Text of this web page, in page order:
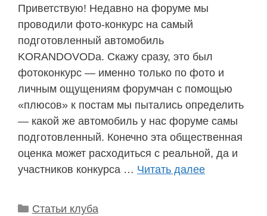
Приветствую! Недавно на форуме мы
проводили фото-конкурс на самый
подготовленный автомобиль
KORANDOVODа. Скажу сразу, это был
фотоконкурс — именно только по фото и
личным ощущениям форумчан с помощью
«плюсов» к постам мы пытались определить
— какой же автомобиль у нас форуме самы
подготовленный. Конечно эта общественная
оценка может расходиться с реальной, да и
участников конкурса … Читать далее
Рубрики
Статьи клуба